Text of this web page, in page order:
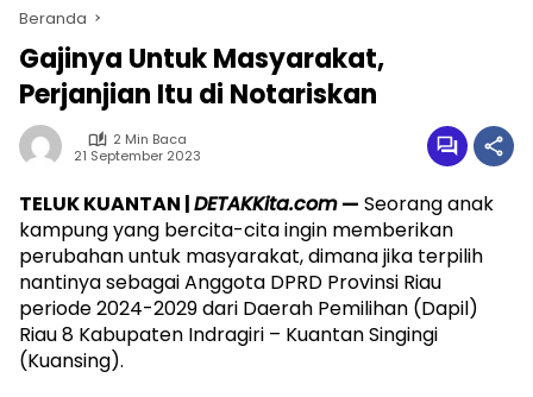
Beranda
Gajinya Untuk Masyarakat,
Perjanjian Itu di Notariskan
2 Min Baca
21 September 2023
TELUK KUANTAN |DETAKKita.com— Seorang anak
kampung yang bercita-cita ingin memberikan
perubahan untuk masyarakat, dimana jika terpilih
nantinya sebagai Anggota DPRD Provinsi Riau
periode 2024-2029 dari Daerah Pemilihan (Dapil)
Riau 8 Kabupaten Indragiri – Kuantan Singingi
(Kuansing).